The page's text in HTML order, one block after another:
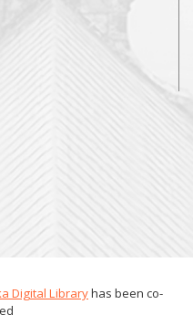
Digital Libraryhas been co-